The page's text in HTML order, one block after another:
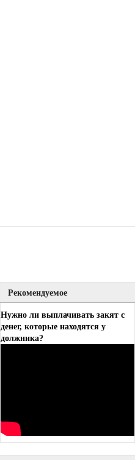
Рекомендуемое
Нужно ли выплачивать закят с
денег, которые находятся у
должника?